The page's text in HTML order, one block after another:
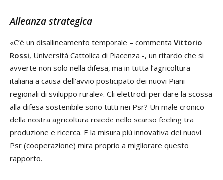
Alleanza strategica
«C’è un disallineamento temporale – commenta Vittorio
Rossi, Università Cattolica di Piacenza -, un ritardo che si
avverte non solo nella difesa, ma in tutta l’agricoltura
italiana a causa dell’avvio posticipato dei nuovi Piani
regionali di sviluppo rurale». Gli elettrodi per dare la scossa
alla difesa sostenibile sono tutti nei Psr? Un male cronico
della nostra agricoltura risiede nello scarso feeling tra
produzione e ricerca. E la misura più innovativa dei nuovi
Psr (cooperazione) mira proprio a migliorare questo
rapporto.